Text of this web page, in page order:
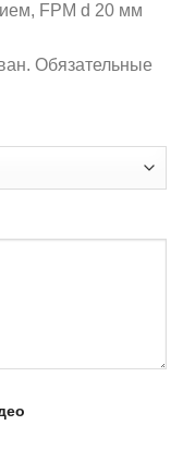
FPM d 20 мм
Обязательные